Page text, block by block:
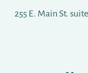
255 E. Main St.